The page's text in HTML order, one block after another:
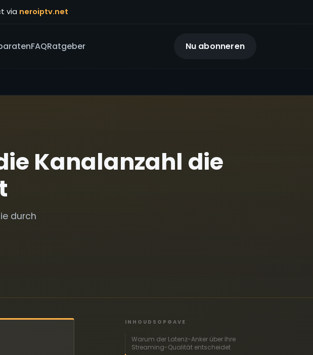
via neroiptv.net
FAQRatgeber Nu abonneren
Kanalanzahl die
durch
INHOUDSOPGAVE
Warum der Latenz-Anker über Ihre
Streaming-Qualität entscheidet